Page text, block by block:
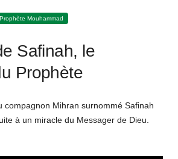
e
o
t
g
a
r
e
s
Mouhammad
Safinah, le
Prophète
compagnon Mihran surnommé Safinah
à un miracle du Messager de Dieu.